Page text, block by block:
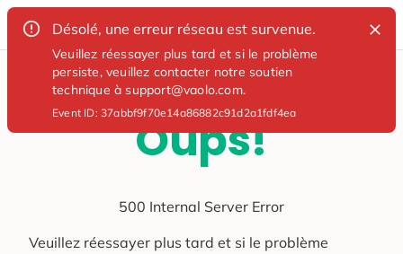
Désolé, une erreur réseau est survenue.
Veuillez réessayer plus tard et si le problème
persiste, veuillez contacter notre soutien
technique à support@vaolo.com.
Event ID:37abbf9f70e14a86882c91d2a1fdf4ea
Oups!
500 Internal Server Error
Veuillez réessayer plus tard et si le problème